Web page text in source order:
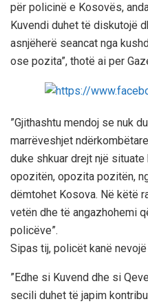
për policinë e Kosovës,
Kuvendi duhet të diskutojë
asnjëherë seancat nga
ose pozita”, thotë ai per
”Gjithashtu mendoj se nuk
marrëveshjet
duke shkuar drejt një
opozitën, opozita pozitën,
dëmtohet Kosova. Në këtë
vetën dhe të angazhohemi
policëve”.
Sipas tij, policët kanë
”Edhe si Kuvend dhe si
secili duhet të japim